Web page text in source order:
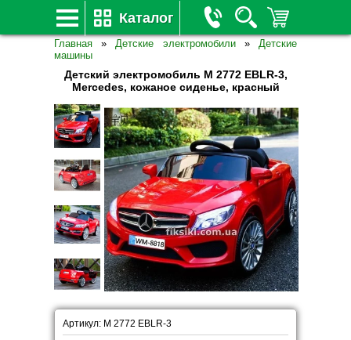
Каталог
Главная »Детские электромобили »Детские
машины
Детский электромобиль M 2772 EBLR-3,
Mercedes, кожаное сиденье, красный
Артикул: M 2772 EBLR-3